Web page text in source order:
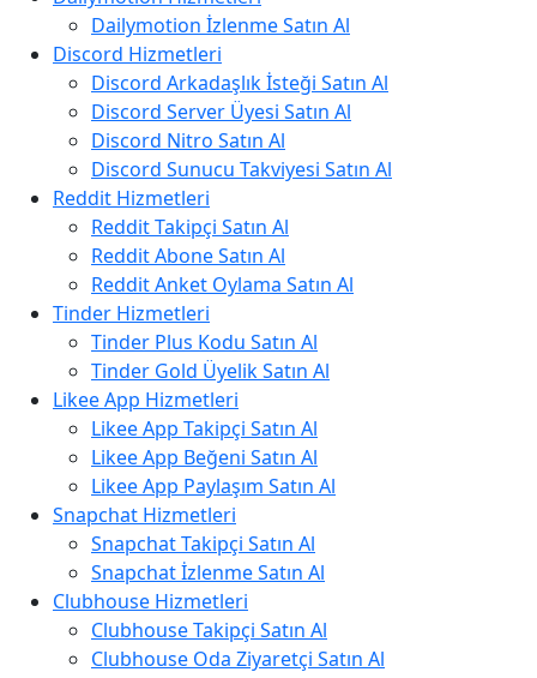
Dailymotion İzlenme Satın Al
Discord Hizmetleri
Discord Arkadaşlık İsteği Satın Al
Discord Server Üyesi Satın Al
Discord Nitro Satın Al
Discord Sunucu Takviyesi Satın Al
Reddit Hizmetleri
Reddit Takipçi Satın Al
Reddit Abone Satın Al
Reddit Anket Oylama Satın Al
Tinder Hizmetleri
Tinder Plus Kodu Satın Al
Tinder Gold Üyelik Satın Al
Likee App Hizmetleri
Likee App Takipçi Satın Al
Likee App Beğeni Satın Al
Likee App Paylaşım Satın Al
Snapchat Hizmetleri
Snapchat Takipçi Satın Al
Snapchat İzlenme Satın Al
Clubhouse Hizmetleri
Clubhouse Takipçi Satın Al
Clubhouse Oda Ziyaretçi Satın Al